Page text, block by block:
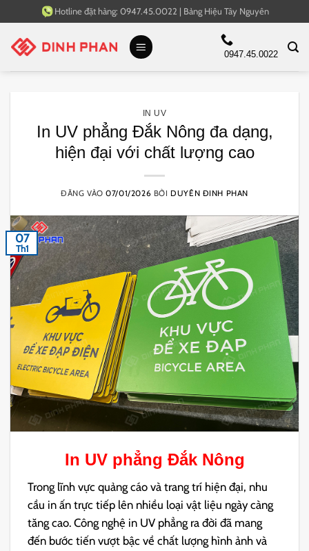
qua
nội
Hotline đặt hàng: 0947.45.0022 | Bảng Hiệu Tây Nguyên
0947.45.0022
IN UV
In UV phẳng Đắk Nông đa dạng,
hiện đại với chất lượng cao
ĐĂNG VÀO07/01/2026 BỞI DUYÊN ĐINH PHAN
07
Th1
In UV phẳng Đắk Nông
Trong lĩnh vực quảng cáo và trang trí hiện đại, nhu
cầu in ấn trực tiếp lên nhiều loại vật liệu ngày càng
tăng cao. Công nghệ in UV phẳng ra đời đã mang
đến bước tiến vượt bậc về chất lượng hình ảnh và